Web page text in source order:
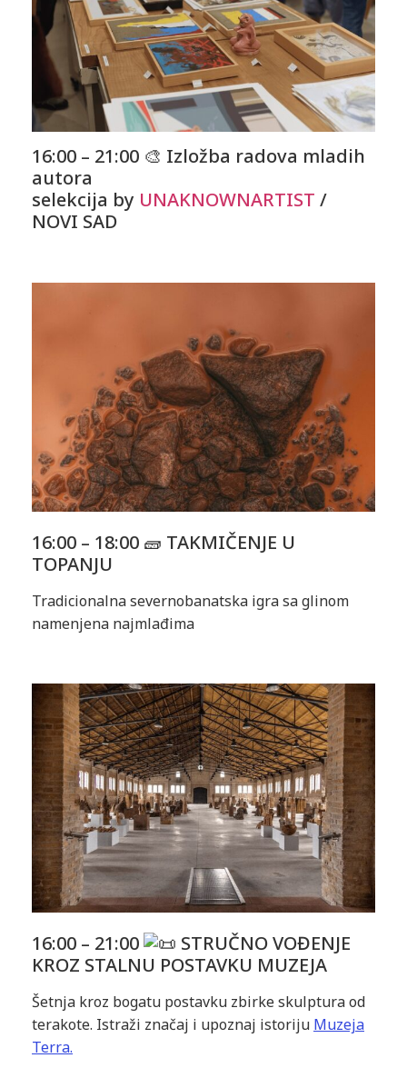
16:00 – 21:00 🎨 Izložba radova mladih
autora
selekcija by UNAKNOWNARTIST /
NOVI SAD
16:00 – 18:00 🧱 TAKMIČENJE U
TOPANJU
Tradicionalna severnobanatska igra sa glinom
namenjena najmlađima
16:00 – 21:00
STRUČNO VOĐENJE
KROZ STALNU POSTAVKU MUZEJA
Šetnja kroz bogatu postavku zbirke skulptura od
terakote. Istraži značaj i upoznaj istoriju Muzeja
Terra.